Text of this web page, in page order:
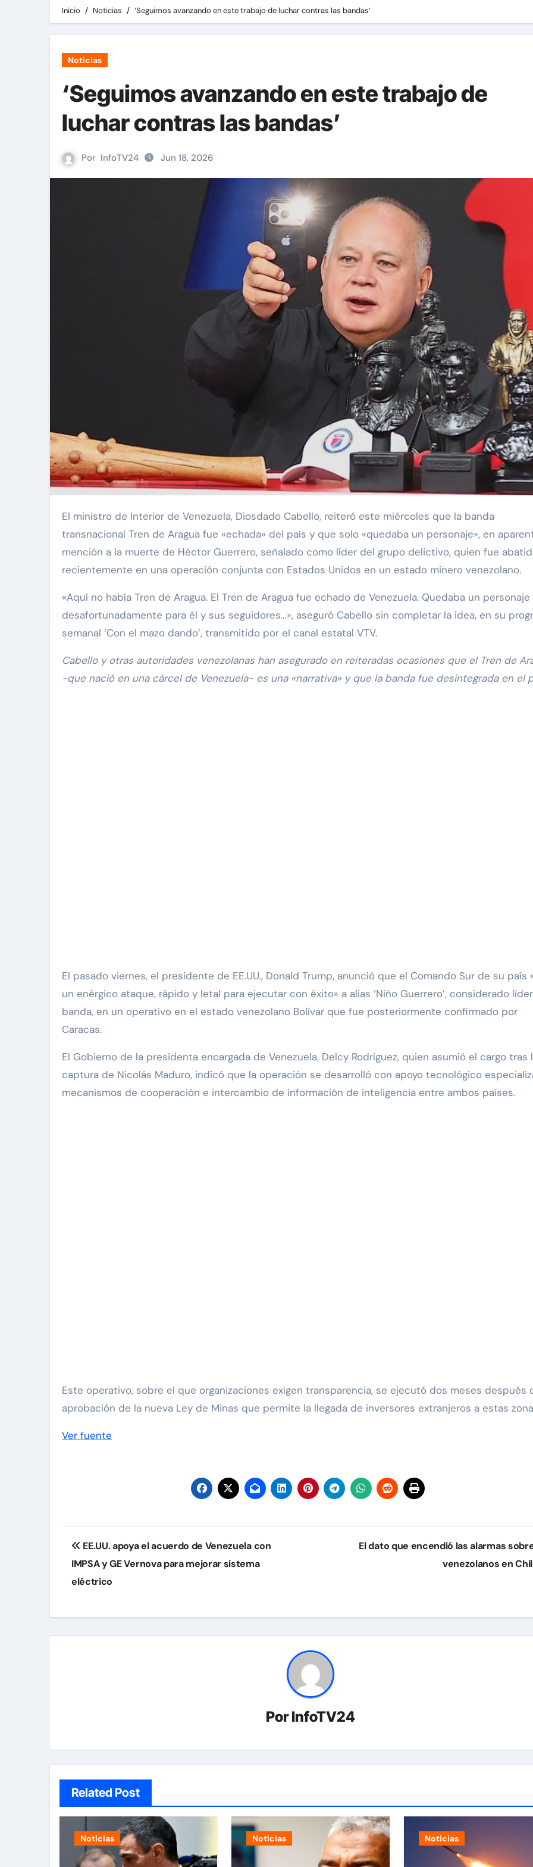
Inicio Noticias ‘Seguimos avanzando en este trabajo de luchar contras las bandas’
Noticias
‘Seguimos avanzando en este trabajo de
luchar contras las bandas’
Por InfoTV24 Jun 18, 2026
El ministro de Interior de Venezuela, Diosdado Cabello, reiteró este miércoles que la banda
transnacional Tren de Aragua fue «echada» del país y que solo «quedaba un personaje», en
mención a la muerte de Héctor Guerrero, señalado como líder del grupo delictivo, quien fue
recientemente en una operación conjunta con Estados Unidos en un estado minero venezolano.
«Aquí no había Tren de Aragua. El Tren de Aragua fue echado de Venezuela. Quedaba un personaje
desafortunadamente para él y sus seguidores…», aseguró Cabello sin completar la idea, en su
semanal ‘Con el mazo dando’, transmitido por el canal estatal VTV.
Cabello y otras autoridades venezolanas han asegurado en reiteradas ocasiones que el Tren de
-que nació en una cárcel de Venezuela- es una «narrativa» y que la banda fue desintegrada en el
El pasado viernes, el presidente de EE.UU., Donald Trump, anunció que el Comando Sur de su país
un enérgico ataque, rápido y letal para ejecutar con éxito» a alias ‘Niño Guerrero’, considerado
banda, en un operativo en el estado venezolano Bolívar que fue posteriormente confirmado por
Caracas.
El Gobierno de la presidenta encargada de Venezuela, Delcy Rodríguez, quien asumió el cargo tras
captura de Nicolás Maduro, indicó que la operación se desarrolló con apoyo tecnológico
mecanismos de cooperación e intercambio de información de inteligencia entre ambos países.
Este operativo, sobre el que organizaciones exigen transparencia, se ejecutó dos meses después
aprobación de la nueva Ley de Minas que permite la llegada de inversores extranjeros a estas
Ver fuente
Navegación
de
entradas
EE.UU. apoya el acuerdo de Venezuela con
IMPSA y GE Vernova para mejorar sistema
eléctrico
El dato que encendió las alarmas
venezolanos en
PorInfoTV24
Related Post
Noticias Noticias Noticias